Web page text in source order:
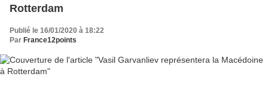
Rotterdam
Publié le 16/01/2020 à 18:22
Par France12points